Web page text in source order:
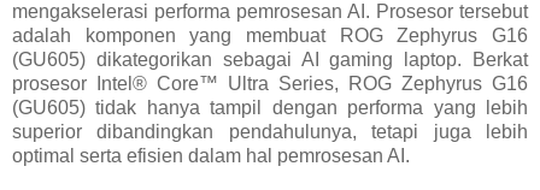
mengakselerasi performa pemrosesan AI. Prosesor tersebut
adalah komponen yang membuat ROG Zephyrus G16
(GU605) dikategorikan sebagai AI gaming laptop. Berkat
prosesor Intel® Core™ Ultra Series, ROG Zephyrus G16
(GU605) tidak hanya tampil dengan performa yang lebih
superior dibandingkan pendahulunya, tetapi juga lebih
optimal serta efisien dalam hal pemrosesan AI.